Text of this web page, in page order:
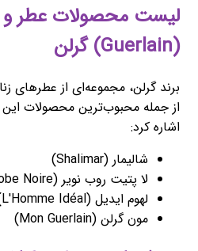
لیست محصولات عطر و
(Guerlain) گرلن
برند گرلن، مجموعه‌ای از عطرهای
از جمله محبوب‌ترین محصولات این
اشاره کرد:
شالیمار (Shalimar)
لا پتیت روب نویر (La Petite Robe Noire)
لهوم ایدیل (L'Homme Idéal)
مون گرلن (Mon Guerlain)